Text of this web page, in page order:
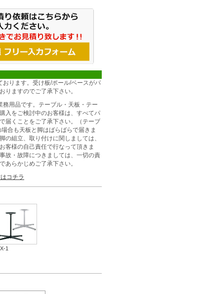
おります。受け板/ポール/ベースがパ
りますのでご了承下さい。
務用品です。テーブル・天板・テー
入をご検討中のお客様は、すべてパ
届くことをご了承下さい。（テーブ
合も天板と脚はばらばらで届きま
の組立、取り付けに関しましては、
客様の自己責任で行なって頂きま
故・故障につきましては、一切の責
あらかじめご了承下さい。
コチラ
1